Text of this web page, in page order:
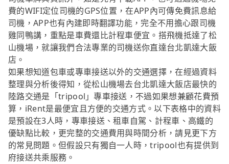
費的WIFI定位司機的GPS位置，在APP內可傳免費訊息給
司機，APP也有內建即時翻譯功能，完全不用擔心跟司機
雞同鴨講，重點是車費還比計程車便宜。搭飛機抵達了松
山機場，就讓我們合法專業的司機送你直達台北凱達大飯
店。
如果想知道包車或專車接送以外的交通選擇，在經過資料
整理與分析後得知，從松山機場去台北凱達大飯店最快的
陸路交通是「tripool」專車接送，不過如果想兼顧花費預
算，iRent是最便宜且方便的交通方式。以下表格中的資料
是預設在3人時，專車接送、租車自駕、計程車、高鐵的
優缺點比較，更完整的交通費用與時間分析，請見更下方
的常見問題。但假設只有獨自一人時，tripool也有提供到
府接送共乘服務。